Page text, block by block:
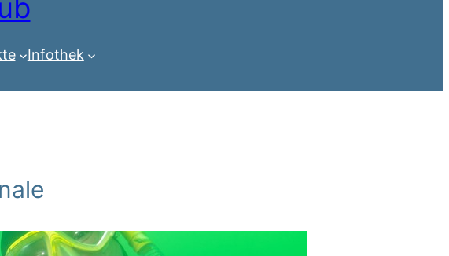
Infothek